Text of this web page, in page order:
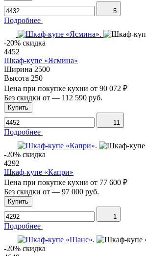
5
Подробнее
-20% скидка
4452
Шкаф-купе «Ясмина»
Ширина 2500
Высота 250
Цена при покупке кухни от 90 072 ₽
Без скидки от — 112 590 руб.
Купить
11
Подробнее
-20% скидка
4292
Шкаф-купе «Капри»
Цена при покупке кухни от 77 600 ₽
Без скидки от — 97 000 руб.
Купить
1
Подробнее
-20% скидка